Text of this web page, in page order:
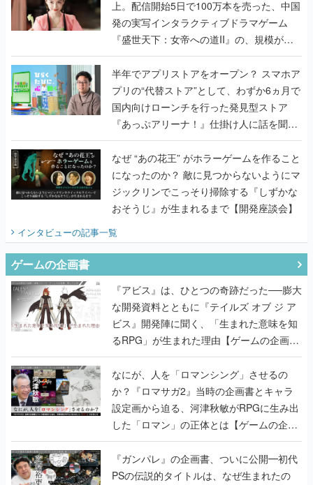
上。配信開始5日で100万本を売った、中国
発の実写インタラクティブドラマゲーム
『盛世天下：女帝への道II』の、規模が違
うこだわりをプロデューサーに聞いた
半年でアプリストアをオープン？ スマホア
プリの“代替ストア”として、わずか6ヵ月で
国内向けローンチを行った発見型ストア
『あっぷアリーナ！』仕掛け人に話を聞い
てみた
なぜ “あの花王” がホラーゲームを作ること
になったのか？ 敵に見つからないようにマ
ジックリンでこっそり掃除する『しずかな
おそうじ』が生まれるまで【開発座談会】
インタビューの記事一覧
ゲームの企画書
『アビス』は、ひとつの奇跡だった──膨大
な開発資料とともに『テイルズ オブ ジ ア
ビス』開発陣に聞く、「生まれた意味を知
るRPG」が生まれた理由【ゲームの企画
書】
なにが、人を「ロマンシング」させるの
か？『ロマサガ2』当時の企画書とキャラ
設定画から迫る、河津秋敏がRPGに生み出
した「ロマン」の正体とは【ゲームの企画
書】
『ガンパレ』の企画書、ついに公開━初代
PSの伝説的タイトルは、なぜ生まれたの